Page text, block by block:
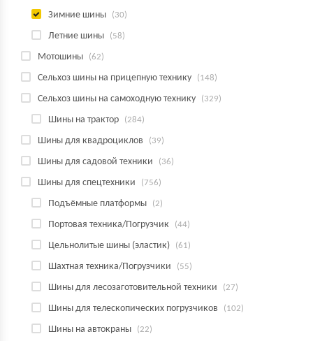
Зимние шины (30)
Летние шины (58)
Мотошины (62)
Сельхоз шины на прицепную технику (148)
Сельхоз шины на самоходную технику (329)
Шины на трактор (284)
Шины для квадроциклов (39)
Шины для садовой техники (36)
Шины для спецтехники (756)
Подъёмные платформы (2)
Портовая техника/Погрузчик (44)
Цельнолитые шины (эластик) (61)
Шахтная техника/Погрузчики (55)
Шины для лесозаготовительной техники (27)
Шины для телескопических погрузчиков (102)
Шины на автокраны (22)